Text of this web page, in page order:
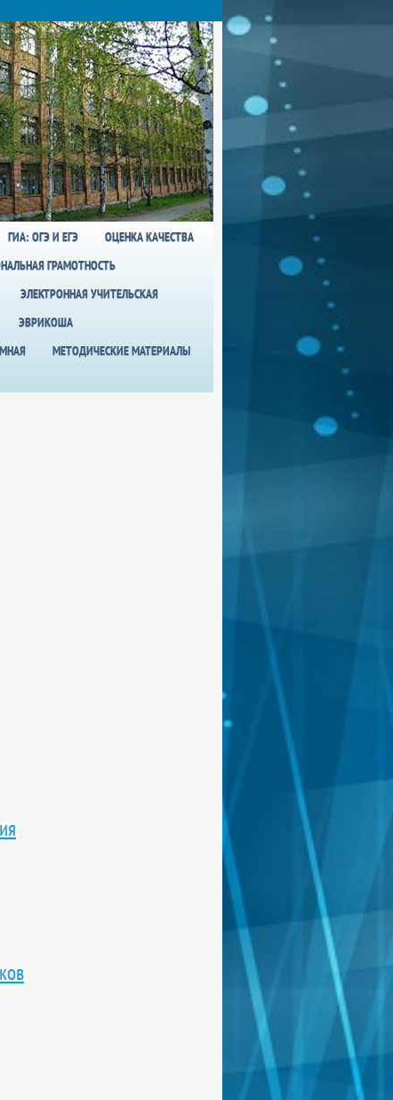
ГИА: ОГЭ И ЕГЭ
ОЦЕНКА КАЧЕСТВА
ГРАМОТНОСТЬ
ЭЛЕКТРОННАЯ УЧИТЕЛЬСКАЯ
ЭВРИКОША
МЕТОДИЧЕСКИЕ МАТЕРИАЛЫ